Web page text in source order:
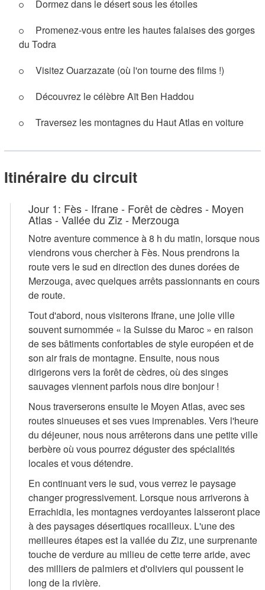
Dormez dans le désert sous les étoiles
Promenez-vous entre les hautes falaises des gorges
du Todra
Visitez Ouarzazate (où l'on tourne des films !)
Découvrez le célèbre Aït Ben Haddou
Traversez les montagnes du Haut Atlas en voiture
Itinéraire du circuit
Jour 1: Fès - Ifrane - Forêt de cèdres - Moyen
Atlas - Vallée du Ziz - Merzouga
Notre aventure commence à 8 h du matin, lorsque nous
viendrons vous chercher à Fès. Nous prendrons la
route vers le sud en direction des dunes dorées de
Merzouga, avec quelques arrêts passionnants en cours
de route.
Tout d'abord, nous visiterons Ifrane, une jolie ville
souvent surnommée « la Suisse du Maroc » en raison
de ses bâtiments confortables de style européen et de
son air frais de montagne. Ensuite, nous nous
dirigerons vers la forêt de cèdres, où des singes
sauvages viennent parfois nous dire bonjour !
Nous traverserons ensuite le Moyen Atlas, avec ses
routes sinueuses et ses vues imprenables. Vers l'heure
du déjeuner, nous nous arrêterons dans une petite ville
berbère où vous pourrez déguster des spécialités
locales et vous détendre.
En continuant vers le sud, vous verrez le paysage
changer progressivement. Lorsque nous arriverons à
Errachidia, les montagnes verdoyantes laisseront place
à des paysages désertiques rocailleux. L'une des
meilleures étapes est la vallée du Ziz, une surprenante
touche de verdure au milieu de cette terre aride, avec
des milliers de palmiers et d'oliviers qui poussent le
long de la rivière.